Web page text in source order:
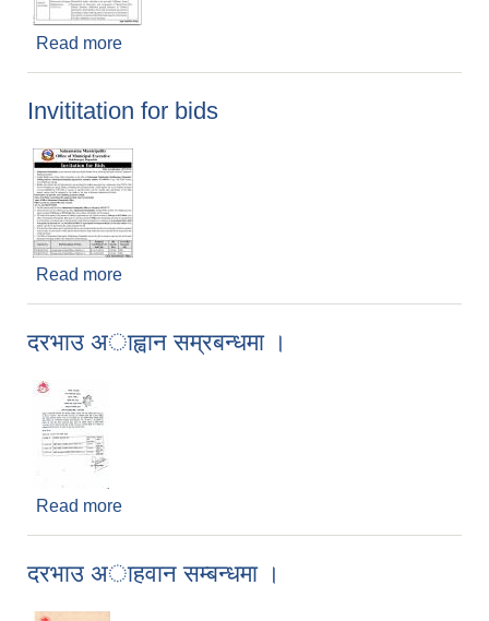
Read more
Invititation for bids
Read more
दरभाउ अाह्वान सम्रबन्धमा ।
Read more
दरभाउ अाहवान सम्बन्धमा ।